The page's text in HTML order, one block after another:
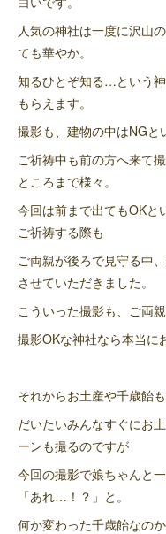
人気の神社は一度に沢山
ても華やか。
知るひとぞ知る…という
もらえます。
撮影も、建物の中はNGと
ご祈祷中も前の方へ来て
ところまで様々。
今回は前まで出てもOKと
ご祈祷する際も
ご両親が後ろで見守る中
させていただきました。
こういった撮影も、ご両
撮影OKな神社なら本当に
それからお土産や千歳飴も
だいたいみんなすぐにお
ーンも撮るのですが
今回の撮影で娘ちゃんと
「あれ…！？」と。
何か変わった千歳飴なの